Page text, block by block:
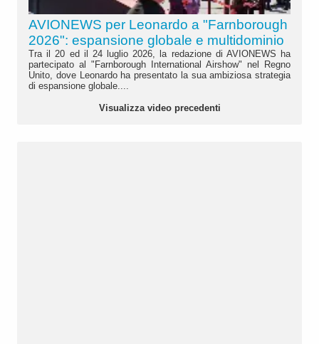
AVIONEWS per Leonardo a "Farnborough
2026": espansione globale e multidominio
Tra il 20 ed il 24 luglio 2026, la redazione di AVIONEWS ha
partecipato al "Farnborough International Airshow" nel Regno
Unito, dove Leonardo ha presentato la sua ambiziosa strategia
di espansione globale....
Visualizza video precedenti